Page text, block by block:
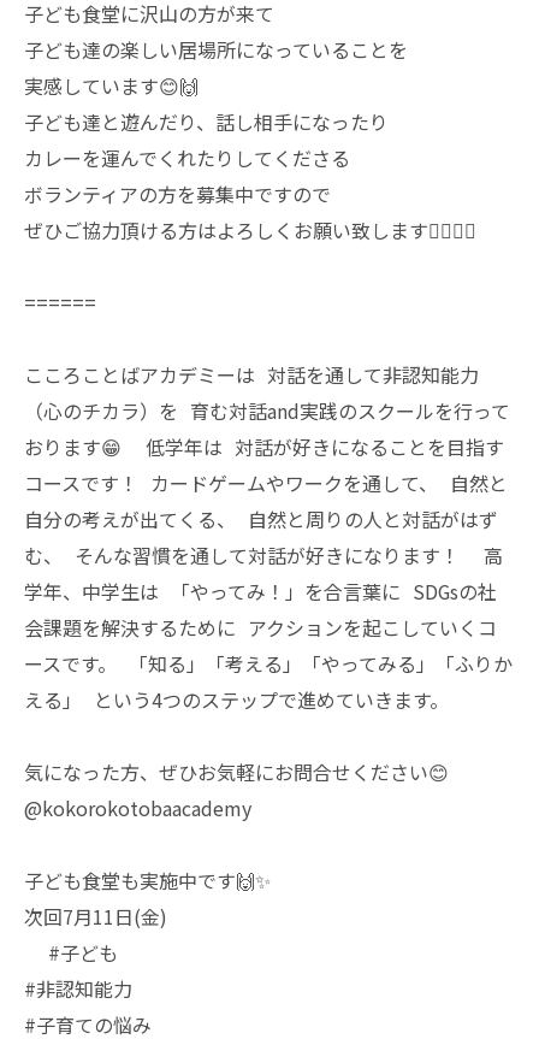
子ども食堂に沢山の方が来て
子ども達の楽しい居場所になっていることを
実感しています😊🙌
子ども達と遊んだり、話し相手になったり
カレーを運んでくれたりしてくださる
ボランティアの方を募集中ですので
ぜひご協力頂ける方はよろしくお願い致します🙇🏻‍♂️✨
======
こころことばアカデミーは 対話を通して非認知能力
（心のチカラ）を 育む対話and実践のスクールを行って
おります😁 低学年は 対話が好きになることを目指す
コースです！ カードゲームやワークを通して、 自然と
自分の考えが出てくる、 自然と周りの人と対話がはず
む、 そんな習慣を通して対話が好きになります！ 高
学年、中学生は 「やってみ！」を合言葉に SDGsの社
会課題を解決するために アクションを起こしていくコ
ースです。 「知る」「考える」「やってみる」「ふりか
える」 という4つのステップで進めていきます。
気になった方、ぜひお気軽にお問合せください😊
@kokorokotobaacademy
子ども食堂も実施中です🙌✨
次回7月11日(金)
#子ども
#非認知能力
#子育ての悩み